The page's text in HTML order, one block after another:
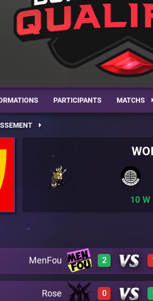
PARTICIPANTS MATCHS
10
MenFou 2
3 A23
Rose 0